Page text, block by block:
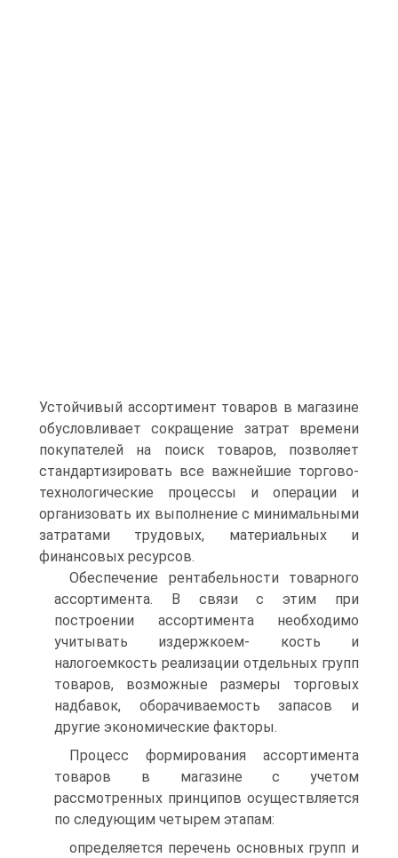
Устойчивый ассортимент товаров в магазине
обусловливает сокращение затрат времени
покупателей на поиск товаров, позволяет
стандартизировать все важнейшие торгово-
технологические процессы и операции и
организовать их выполнение с минимальными
затратами трудовых, материальных и
финансовых ресурсов.
Обеспечение рентабельности товарного
ассортимента. В связи с этим при
построении ассортимента необходимо
учитывать издержкоем- кость и
налогоемкость реализации отдельных групп
товаров, возможные размеры торговых
надбавок, оборачиваемость запасов и
другие экономические факторы.
Процесс формирования ассортимента
товаров в магазине с учетом
рассмотренных принципов осуществляется
по следующим четырем этапам:
определяется перечень основных групп и